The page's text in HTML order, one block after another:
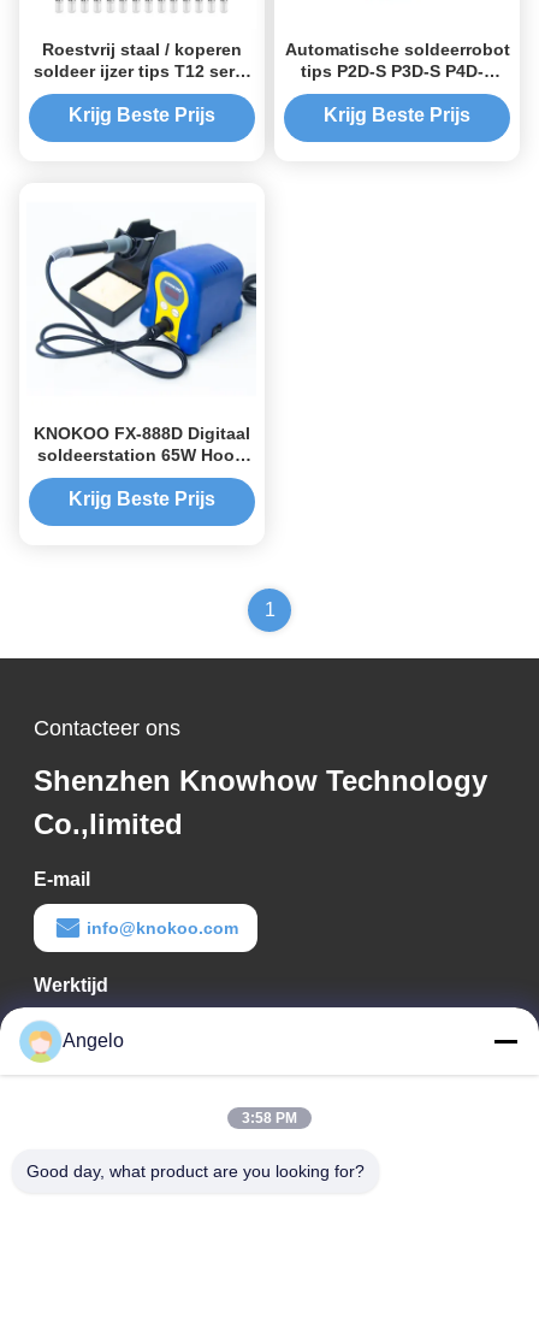
Roestvrij staal / koperen
soldeer ijzer tips T12 serie
voor FX-951 912 FM2027
2028 soldeerhandvat
Krijg Beste Prijs
Automatische soldeerrobot
tips P2D-S P3D-S P4D-S
P5D-S P6D-S
Krijg Beste Prijs
KNOKOO FX-888D Digitaal
soldeerstation 65W Hoog
vermogen Precision
Temperature Control voor
Krijg Beste Prijs
1
Contacteer ons
Shenzhen Knowhow Technology
Co.,limited
E-mail
info@knokoo.com
Werktijd
08:00-18:00
Ons adres
Street, Longhua District, Shenzhen City, provincie Guangdong
Angelo
3:58 PM
Good day, what product are you looking for?